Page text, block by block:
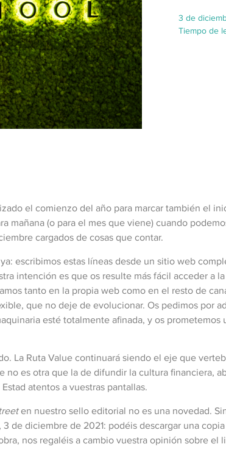
3 de
Tiempo de
el comienzo del año para marcar también el
mañana (o para el mes que viene) cuando
cargados de cosas que contar.
escribimos estas líneas desde un sitio web
intención es que os resulte más fácil acceder
tanto en la propia web como en el resto de
que no deje de evolucionar. Os pedimos por
esté totalmente afinada, y os
La Ruta Value continuará siendo el eje que
no es otra que la de difundir la cultura financiera,
atentos a vuestras pantallas.
en nuestro sello editorial no es una novedad.
de diciembre de 2021: podéis descargar una
nos regaléis a cambio vuestra opinión sobre el